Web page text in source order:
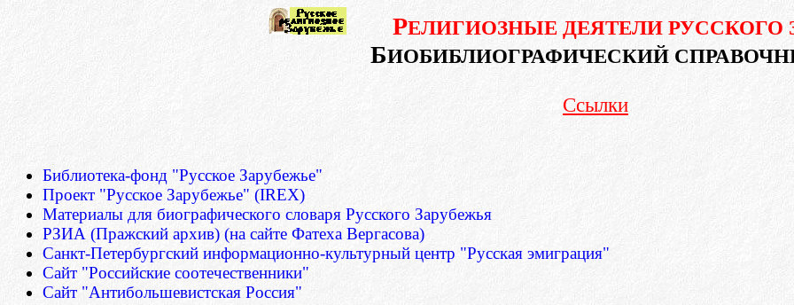
РЕЛИГИОЗНЫЕ ДЕЯТЕЛИ РУССКОГО
БИОБИБЛИОГРАФИЧЕСКИЙ
Ссылки
Библиотека-фонд "Русское Зарубежье"
Проект "Русское Зарубежье" (IREX)
Материалы для биографического словаря Русского Зарубежья
РЗИА (Пражский архив) (на сайте Фатеха Вергасова)
Санкт-Петербургский информационно-культурный центр "Русская эмиграция"
Сайт "Российские соотечественники"
Сайт "Антибольшевистская Россия"